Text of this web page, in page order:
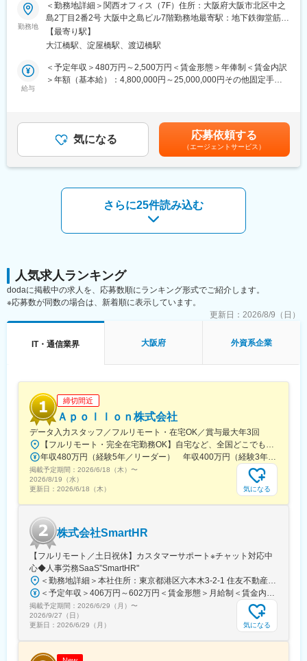
性比率も30.4%へ増加。離職率半減し、残業時間減少等改善が進
んでいます。制度面では「18時以降の会議原則禁止」「残業ルー
ル厳格化」「短日短時間勤務制度の導入」「在宅勤務制度の全社
展開」などを実施。社員の多様な働き方、専門性を尊重する、仕
上に繋がっています
【ポジション概要】
事業環境の急激な変化を受けお客様が求めているのは、コスト削
減に留まらないITトランスフォーメーション(IT構造・人材・組織
の変革)です。
お客様のITトランスフォーメーションをアクセンチュアのITアウト
ソーシングを通じて、ソリューション策定からトランジション・
存アウトソーサーからの運用保守業務の移行
・ソリューションの実現・効果創出までEnd to Endで主体にプロ
・オフショアを活用した運用業務引き継ぎの計画・推進・管理
・サービス管理プロセスの設計とサービス管理ツール
ク構築やセキュリティ設計等の作業環境構築 など担当作業範囲
は多岐に渡ります
※運用保守などのデリバリーの業務だけでなく、アウトソーシング
のプロジェクトを立ち上げていくポジションです。
・社員1人1人にピープルリードがついてキャリア構築をサポート
れだけ成長できたかを評価する仕組み ※評価にあたって年齢や社
歴も関係ありません。
【アクセンチュア独自の働き方改革】
「18時以降の会議原則禁止」「残業ルール厳格化」「短日短時間
勤務制度の導入」などを実施。社員の多様な働き方を支援し仕事
とプライベートともに充実させることで、生産性向上等の社員意
識向上に繋がっています。
変更の範囲：会社の定める業務
勤務地
＜勤務地詳細＞関西オフィス（7F）住所：大阪府大阪市北区中之
島2丁目2番2号 大阪中之島ビル7階勤務地最寄駅：地下鉄御堂筋
線、京阪本線／淀屋橋駅受動喫煙対策：屋内全面禁煙変更の範
囲：会社の定める事業所
【最寄り駅】
大江橋駅、淀屋橋駅、渡辺橋駅
給与
＜予定年収＞480万円～2,500万円＜賃金形態＞年俸制＜賃金内訳
＞年額（基本給）：4,800,000円～25,000,000円その他固定手当/
固定手当を含めた表記です。
気になる 応募依頼する
（エージェントサービス）
さらに25件読み込む
人気求人ランキング
dodaに掲載中の求人を、応募数順にランキング形式でご紹介します。
※応募数が同数の場合は、新着順に表示しています。
更新日： 2026/8/9（日）
IT・通信業界 大阪府 外資系企業
締切間近
Ａｐｏｌｌｏｎ株式会社
データ入力スタッフ／フルリモート・在宅OK／賞与最大年3回
【フルリモート・完全在宅勤務OK】自宅など、全国どこでもあなたが働きやすい場所で働けます★転居を伴う転勤なし★全国47都道府県どこからでも応募OK【本社】東京都新宿区山吹町130番地の15 茜ビル2-A＜アクセス＞有楽町線「江戸川橋駅」、東西線「東西線」より徒歩10分※受動喫煙対策：あり
年収480万円（経験5年／リーダー） 年収400万円（経験3年／メンバー）
掲載予定期間： 2026/6/18（木） 〜
2026/8/19（水）
更新日： 2026/6/18（木） 気になる
株式会社SmartHR
【フルリモート／土日祝休】カスタマーサポート※チャット対応中
心◆人事労務SaaS”SmartHR"
＜勤務地詳細＞本社住所：東京都港区六本木3-2-1 住友不動産六本木グランドタワー勤務地最寄駅：東京メトロ南北線／六本木一丁目駅受動喫煙対策：屋内全面禁煙変更の範囲：会社の定める事業所（リモートワーク含む）
＜予定年収＞406万円～602万円＜賃金形態＞月給制＜賃金内訳＞月額（基本給）：212,480円～315,200円その他固定手当/月：5,000円固定残業手当/月：77,520円～114,800円（固定残業時間45時間0分/月）超過した時間外労働の残業手当は追加支給＜月給＞295,000円～435,000円（一律手当を含む）＜昇給有無＞有＜残業手当＞有賃金はあくまでも目安の金額であり、選考を通じて上下する可能性があります。月給(月額)は固定手当を含めた表記です。
掲載予定期間： 2026/6/29（月） 〜
2026/9/27（日）
更新日： 2026/6/29（月） 気になる